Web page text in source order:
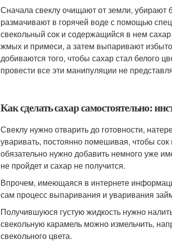
Сначала свеклу очищают от земли, убирают
размачивают в горячей воде с помощью
свекольный сок и содержащийся в нем
жмых и примеси, а затем выпаривают
добиваются того, чтобы сахар стал белого
провести все эти манипуляции не
Как сделать сахар самостоятельно:
Свеклу нужно отварить до готовности,
уваривать, постоянно помешивая, чтобы
обязательно нужно добавить немного уже
не пройдет и сахар не получится.
Впрочем, имеющаяся в интернете
сам процесс выпаривания и уваривания
Получившуюся густую жидкость нужно
свекольную карамель можно измельчить,
свекольного цвета.